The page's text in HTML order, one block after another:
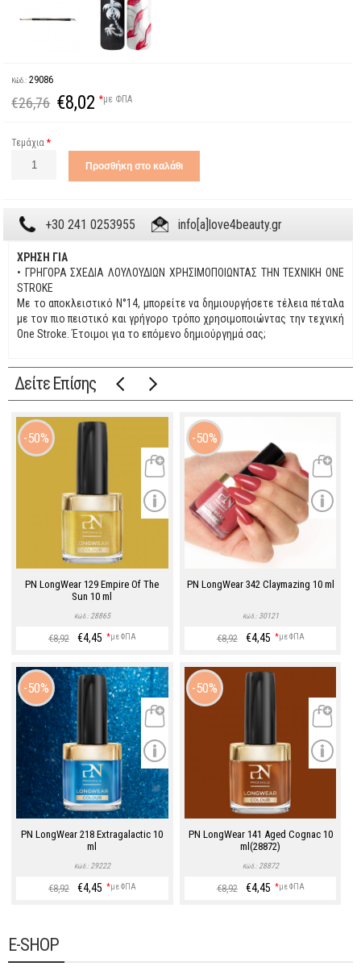
Κώδ.: 29086
€26,76 €8,02 *με ΦΠΑ
Τεμάχια*
+30 241 0253955 info[a]love4beauty.gr
ΧΡΗΣΗ ΓΙΑ
• ΓΡΗΓΟΡΑ ΣΧΕΔΙΑ ΛΟΥΛΟΥΔΙΩΝ ΧΡΗΣΙΜΟΠΟΙΩΝΤΑΣ ΤΗΝ ΤΕΧΝΙΚΗ ONE
STROKE
Με το αποκλειστικό N°14, μπορείτε να δημιουργήσετε τέλεια πέταλα
με τον πιο πειστικό και γρήγορο τρόπο χρησιμοποιώντας την τεχνική
One Stroke. Έτοιμοι για το επόμενο δημιούργημά σας;
Δείτε Επίσης
50%
PN LongWear 129 Empire Of The
Sun 10 ml
Κώδ.: 28865
€8,92 €4,45 *με ΦΠΑ
50%
PN LongWear 342 Claymazing 10 ml
Κώδ.: 30121
€8,92 €4,45 *με ΦΠΑ
50%
PN LongWear 218 Extragalactic 10
ml
Κώδ.: 29222
€8,92 €4,45 *με ΦΠΑ
50%
PN LongWear 141 Aged Cognac 10
ml(28872)
Κώδ.: 28872
€8,92 €4,45 *με ΦΠΑ
E-SHOP